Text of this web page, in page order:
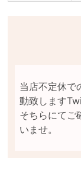
当店不定休で
動致します
そちらにてご